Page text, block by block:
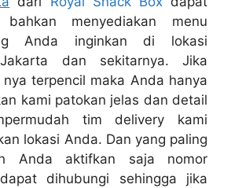
bahkan menyediakan menu
Anda inginkan di lokasi
dan sekitarnya. Jika
terpencil maka Anda hanya
kami patokan jelas dan detail
tim delivery kami
lokasi Anda. Dan yang paling
Anda aktifkan saja nomor
dihubungi sehingga jika